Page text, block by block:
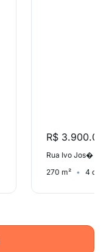
R$
Rua Ivo Jos�
270 m²
4